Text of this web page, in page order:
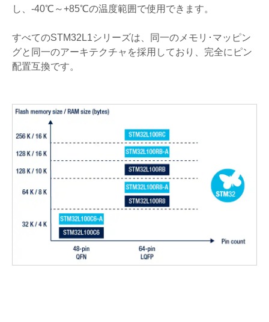
し、-40℃～+85℃の温度範囲で使用できます。
すべてのSTM32L1シリーズは、同一のメモリ･マッピン
グと同一のアーキテクチャを採用しており、完全にピン
配置互換です。